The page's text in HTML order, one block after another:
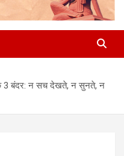
के 3 बंदर: न सच देखते, न सुनते, न